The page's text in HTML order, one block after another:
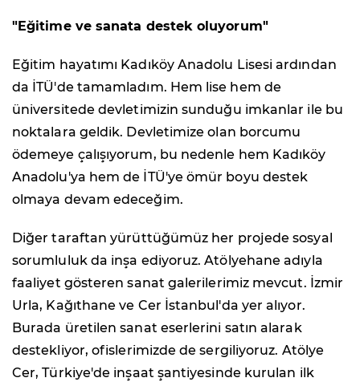
"Eğitime ve sanata destek oluyorum"
Eğitim hayatımı Kadıköy Anadolu Lisesi ardından
da İTÜ'de tamamladım. Hem lise hem de
üniversitede devletimizin sunduğu imkanlar ile bu
noktalara geldik. Devletimize olan borcumu
ödemeye çalışıyorum, bu nedenle hem Kadıköy
Anadolu'ya hem de İTÜ'ye ömür boyu destek
olmaya devam edeceğim.
Diğer taraftan yürüttüğümüz her projede sosyal
sorumluluk da inşa ediyoruz. Atölyehane adıyla
faaliyet gösteren sanat galerilerimiz mevcut. İzmir
Urla, Kağıthane ve Cer İstanbul'da yer alıyor.
Burada üretilen sanat eserlerini satın alarak
destekliyor, ofislerimizde de sergiliyoruz. Atölye
Cer, Türkiye'de inşaat şantiyesinde kurulan ilk